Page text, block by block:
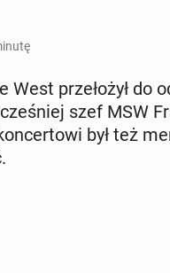
West prze­ło­żył do
szef MSW
był też